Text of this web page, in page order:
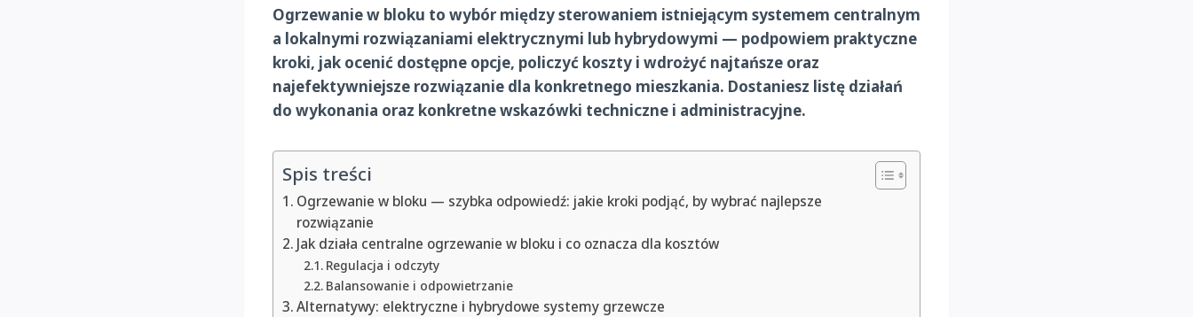
Ogrzewanie w bloku to wybór między sterowaniem istniejącym systemem centralnym
a lokalnymi rozwiązaniami elektrycznymi lub hybrydowymi — podpowiem praktyczne
kroki, jak ocenić dostępne opcje, policzyć koszty i wdrożyć najtańsze oraz
najefektywniejsze rozwiązanie dla konkretnego mieszkania. Dostaniesz listę działań
do wykonania oraz konkretne wskazówki techniczne i administracyjne.
Spis treści
Ogrzewanie w bloku — szybka odpowiedź: jakie kroki podjąć, by wybrać najlepsze
rozwiązanie
Jak działa centralne ogrzewanie w bloku i co oznacza dla kosztów
Regulacja i odczyty
Balansowanie i odpowietrzanie
Alternatywy: elektryczne i hybrydowe systemy grzewcze